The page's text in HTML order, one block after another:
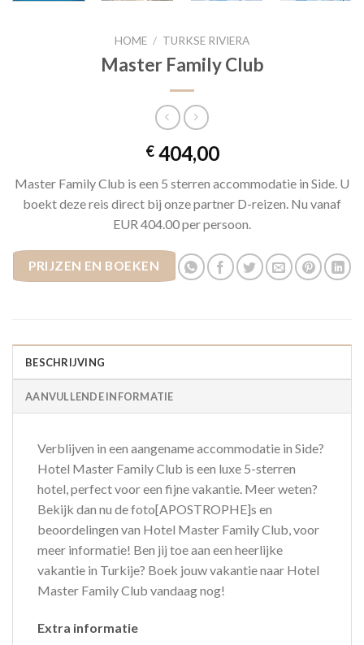
HOME / TURKSE RIVIERA
Master Family Club
€404,00
Master Family Club is een 5 sterren accommodatie in Side. U
boekt deze reis direct bij onze partner D-reizen. Nu vanaf
EUR 404.00 per persoon.
PRIJZEN EN BOEKEN
BESCHRIJVING
AANVULLENDE INFORMATIE
Verblijven in een aangename accommodatie in Side?
Hotel Master Family Club is een luxe 5-sterren
hotel, perfect voor een fijne vakantie. Meer weten?
Bekijk dan nu de foto[APOSTROPHE]s en
beoordelingen van Hotel Master Family Club, voor
meer informatie! Ben jij toe aan een heerlijke
vakantie in Turkije? Boek jouw vakantie naar Hotel
Master Family Club vandaag nog!
Extra informatie